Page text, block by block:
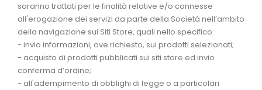
saranno trattati per le finalità relative e/o connesse
all'erogazione dei servizi da parte della Società nell’ambito
della navigazione sui Siti Store, quali nello specifico:
- invio informazioni, ove richiesto, sui prodotti selezionati;
- acquisto di prodotti pubblicati sui siti store ed invio
conferma d’ordine;
- all'adempimento di obblighi di legge o a particolari